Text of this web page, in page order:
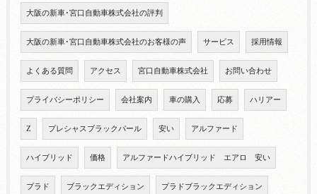
大阪の新車･宮口自動車株式会社の評判
大阪の新車･宮口自動車株式会社のお客様の声 サービス 採用情報
よくある質問 アクセス 宮口自動車株式会社 お問い合わせ
プライバシーポリシー 会社案内 車の購入 応募 ハリアー
Z プレシャスブラックパール 安い アルファード
ハイブリッド 価格 アルファードハイブリッド エアロ 安い
プラド ブラックエディション プラドブラックエディション